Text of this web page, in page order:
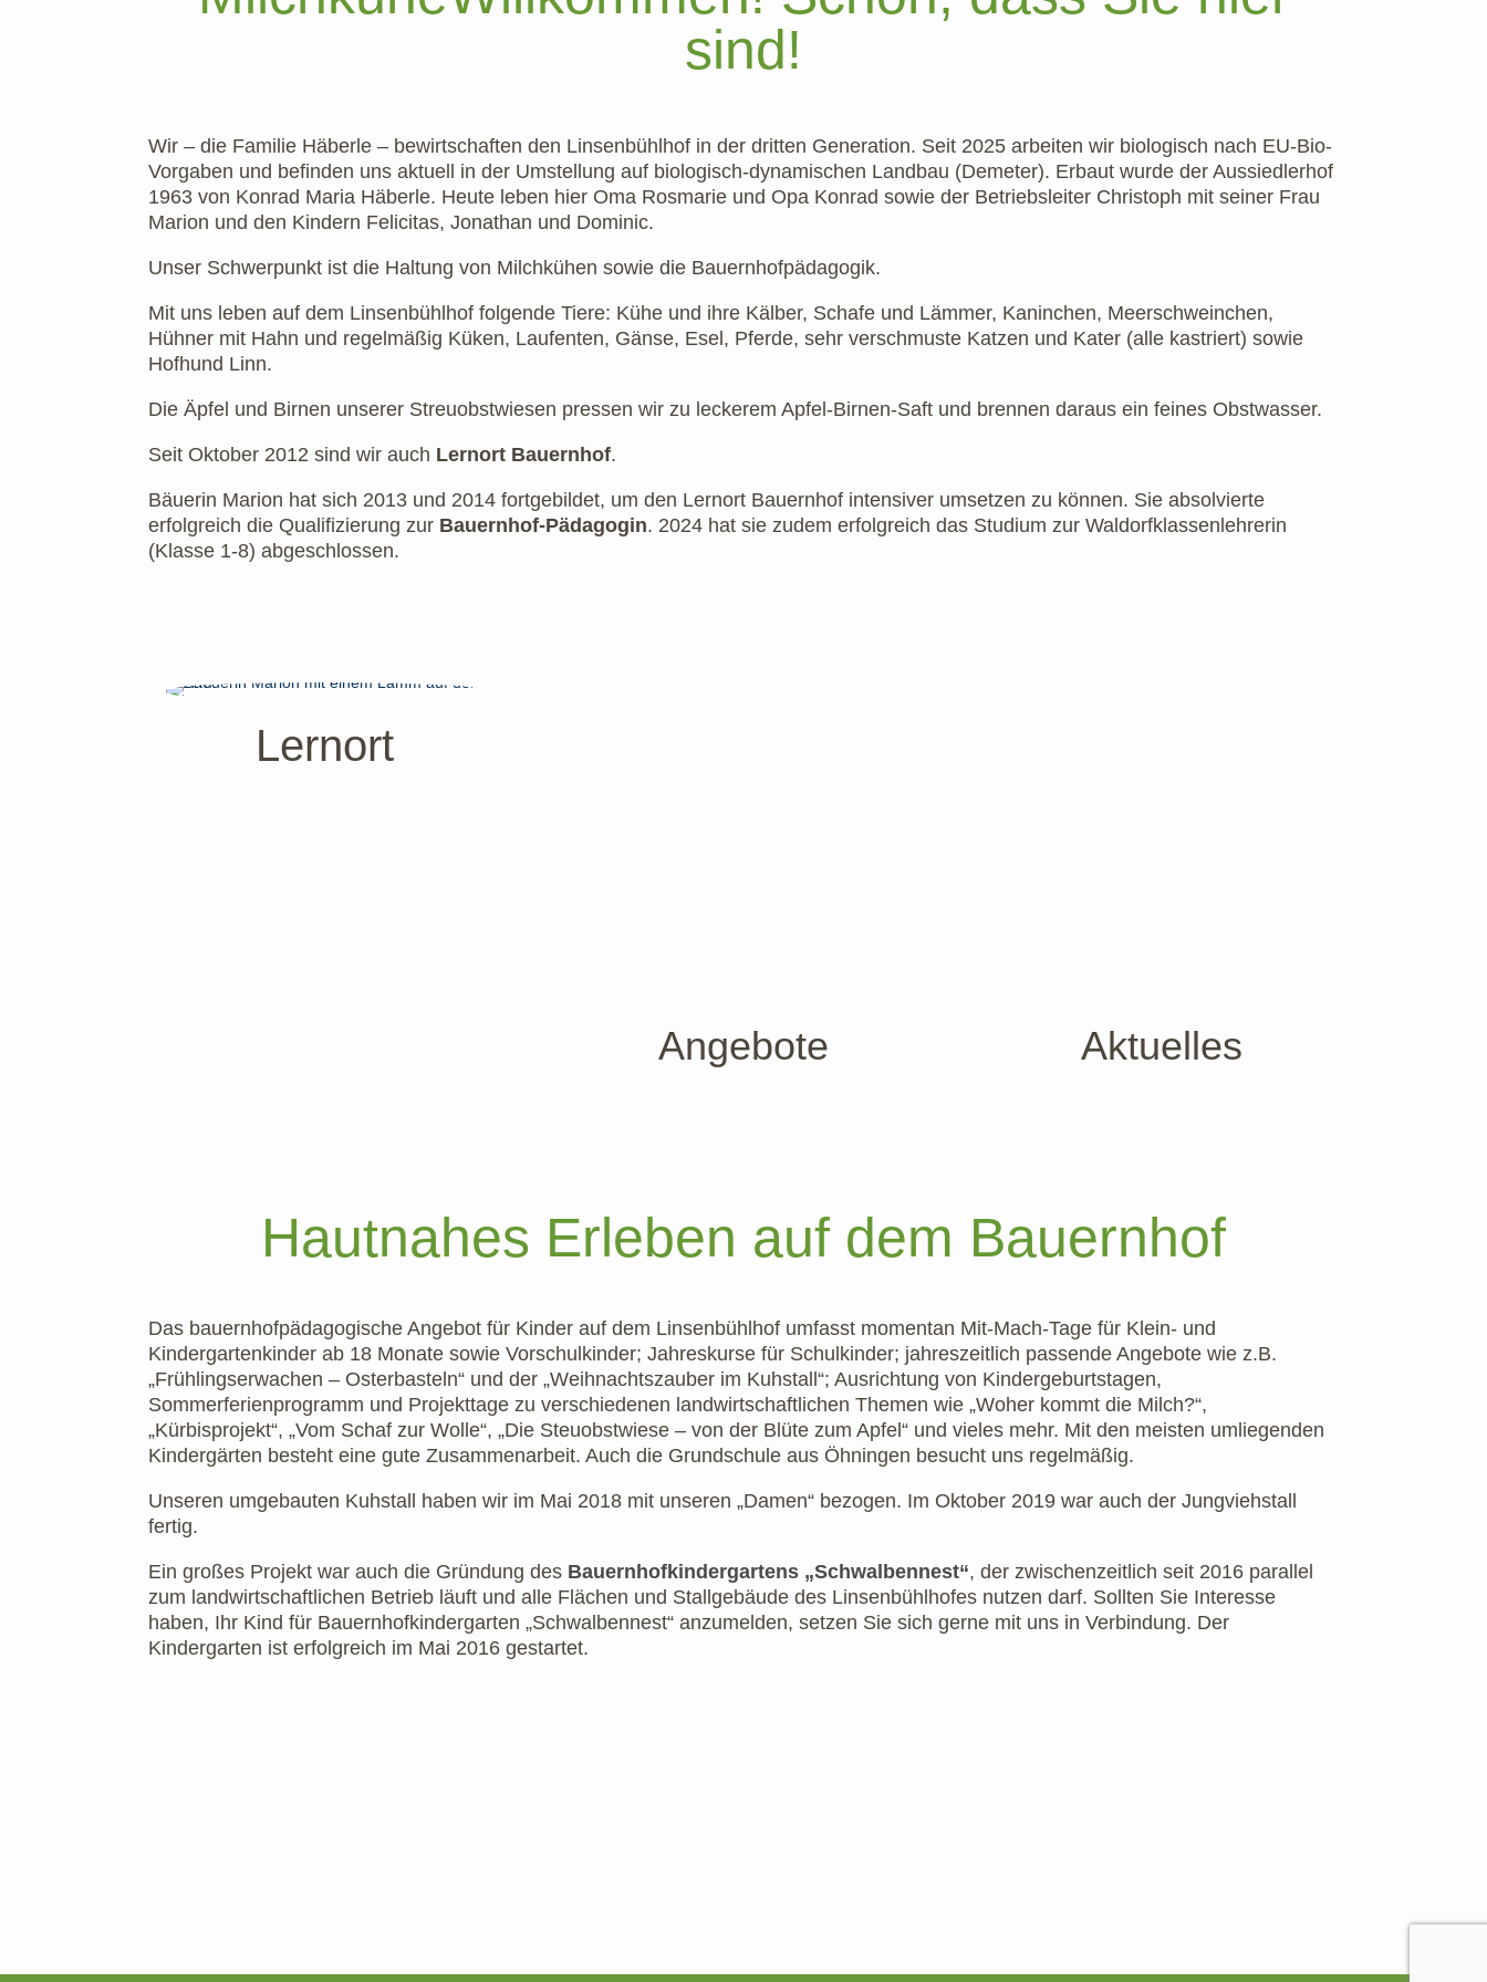
sind!
Wir – die Familie Häberle – bewirtschaften den Linsenbühlhof in der dritten Generation. Seit 2025 arbeiten wir biologisch nach EU-Bio-
Vorgaben und befinden uns aktuell in der Umstellung auf biologisch-dynamischen Landbau (Demeter). Erbaut wurde der Aussiedlerhof
1963 von Konrad Maria Häberle. Heute leben hier Oma Rosmarie und Opa Konrad sowie der Betriebsleiter Christoph mit seiner Frau
Marion und den Kindern Felicitas, Jonathan und Dominic.
Unser Schwerpunkt ist die Haltung von Milchkühen sowie die Bauernhofpädagogik.
Mit uns leben auf dem Linsenbühlhof folgende Tiere: Kühe und ihre Kälber, Schafe und Lämmer, Kaninchen, Meerschweinchen,
Hühner mit Hahn und regelmäßig Küken, Laufenten, Gänse, Esel, Pferde, sehr verschmuste Katzen und Kater (alle kastriert) sowie
Hofhund Linn.
Die Äpfel und Birnen unserer Streuobstwiesen pressen wir zu leckerem Apfel-Birnen-Saft und brennen daraus ein feines Obstwasser.
Seit Oktober 2012 sind wir auch Lernort Bauernhof.
Bäuerin Marion hat sich 2013 und 2014 fortgebildet, um den Lernort Bauernhof intensiver umsetzen zu können. Sie absolvierte
erfolgreich die Qualifizierung zur Bauernhof-Pädagogin. 2024 hat sie zudem erfolgreich das Studium zur Waldorfklassenlehrerin
(Klasse 1-8) abgeschlossen.
Lernort
Angebote Aktuelles
Hautnahes Erleben auf dem Bauernhof
Das bauernhofpädagogische Angebot für Kinder auf dem Linsenbühlhof umfasst momentan Mit-Mach-Tage für Klein- und
Kindergartenkinder ab 18 Monate sowie Vorschulkinder; Jahreskurse für Schulkinder; jahreszeitlich passende Angebote wie z.B.
„Frühlingserwachen – Osterbasteln“ und der „Weihnachtszauber im Kuhstall“; Ausrichtung von Kindergeburtstagen,
Sommerferienprogramm und Projekttage zu verschiedenen landwirtschaftlichen Themen wie „Woher kommt die Milch?“,
„Kürbisprojekt“, „Vom Schaf zur Wolle“, „Die Steuobstwiese – von der Blüte zum Apfel“ und vieles mehr. Mit den meisten umliegenden
Kindergärten besteht eine gute Zusammenarbeit. Auch die Grundschule aus Öhningen besucht uns regelmäßig.
Unseren umgebauten Kuhstall haben wir im Mai 2018 mit unseren „Damen“ bezogen. Im Oktober 2019 war auch der Jungviehstall
fertig.
Ein großes Projekt war auch die Gründung des Bauernhofkindergartens „Schwalbennest“, der zwischenzeitlich seit 2016 parallel
zum landwirtschaftlichen Betrieb läuft und alle Flächen und Stallgebäude des Linsenbühlhofes nutzen darf. Sollten Sie Interesse
haben, Ihr Kind für Bauernhofkindergarten „Schwalbennest“ anzumelden, setzen Sie sich gerne mit uns in Verbindung. Der
Kindergarten ist erfolgreich im Mai 2016 gestartet.